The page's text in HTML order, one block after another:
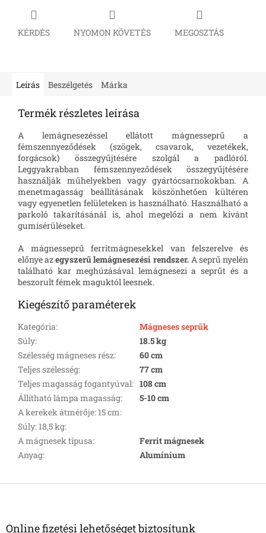
KÉRDÉS NYOMON KÖVETÉS MEGOSZTÁS
Leírás Beszélgetés Márka
Termék részletes leírása
A lemágnesezéssel ellátott mágnesseprű a
fémszennyeződések (szögek, csavarok, vezetékek,
forgácsok) összegyűjtésére szolgál a padlóról.
Leggyakrabban fémszennyeződések összegyűjtésére
használják műhelyekben vagy gyártócsarnokokban. A
menetmagasság beállításának köszönhetően kültéren
vagy egyenetlen felületeken is használható. Használható a
parkoló takarításánál is, ahol megelőzi a nem kívánt
gumisérüléseket.
A mágnesseprű ferritmágnesekkel van felszerelve és
előnye azegyszerű lemágnesezési rendszer. A seprű nyelén
található kar meghúzásával lemágnesezi a seprűt és a
beszorult fémek maguktól leesnek.
Kiegészítő paraméterek
Kategória:
Mágneses seprűk
Súly:
18.5 kg
Szélesség mágneses rész:
60 cm
Teljes szélesség:
77 cm
Teljes magasság fogantyúval: 108 cm
Állítható lámpa magasság:
5-10 cm
A kerekek átmérője: 15 cm:
Súly: 18,5 kg:
A mágnesek típusa:
Ferrit mágnesek
Anyag: Alumínium
L
Online fizetési lehetőséget biztosítunk